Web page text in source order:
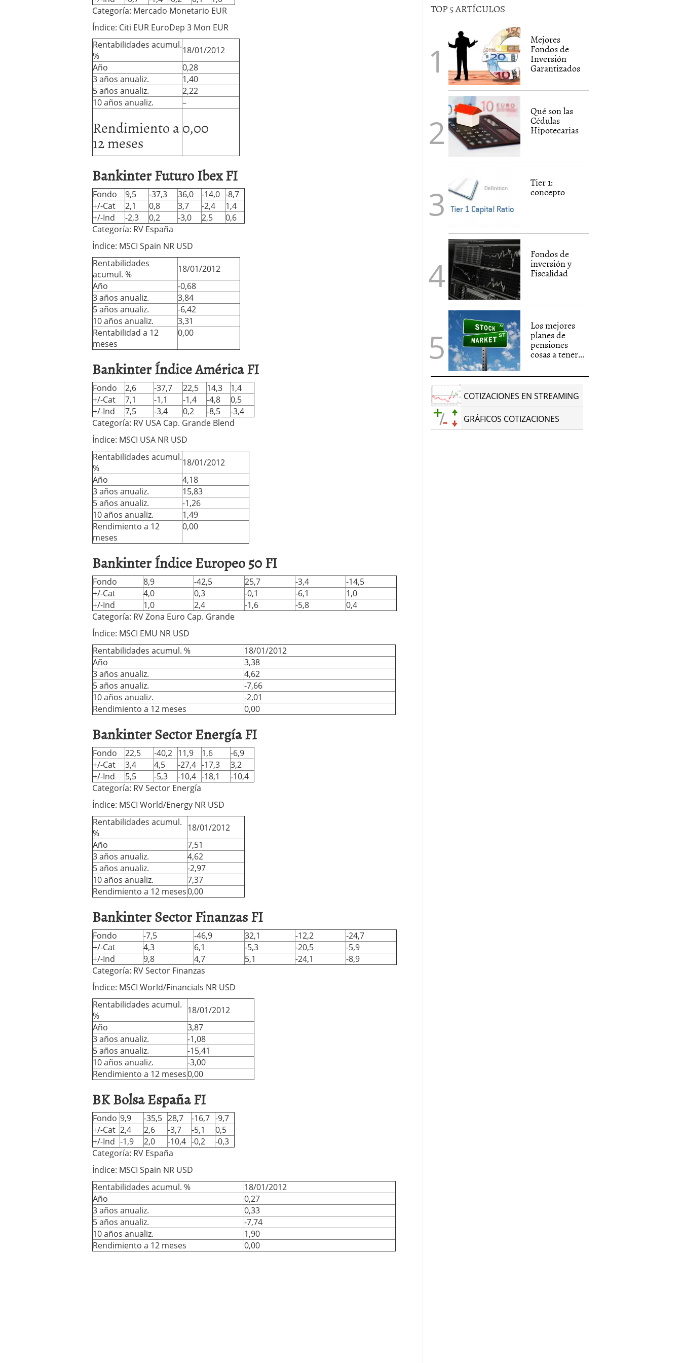
Categoría: Mercado Monetario EUR
Índice: Citi EUR EuroDep 3 Mon EUR
Rentabilidades acumul.
%
18/01/2012
Año
0,28
3 años anualiz.
1,40
5 años anualiz.
2,22
10 años anualiz.
–
Rendimiento a
12 meses
0,00
Bankinter Futuro Ibex FI
Fondo 9,5 -37,3 36,0 -14,0 -8,7
+/-Cat
2,1 0,8 3,7 -2,4
1,4
+/-Ind
-2,3 0,2 -3,0 2,5
0,6
Categoría: RV España
Índice: MSCI Spain NR USD
Rentabilidades
acumul. %
18/01/2012
Año
-0,68
3 años anualiz.
3,84
5 años anualiz.
-6,42
10 años anualiz.
3,31
Rentabilidad a 12
meses
0,00
Bankinter Índice América FI
Fondo 2,6 -37,7 22,5 14,3
1,4
+/-Cat
7,1 -1,1 -1,4 -4,8
0,5
+/-Ind
7,5 -3,4 0,2 -8,5
-3,4
Categoría: RV USA Cap. Grande Blend
Índice: MSCI USA NR USD
Rentabilidades acumul.
%
18/01/2012
Año
4,18
3 años anualiz.
15,83
5 años anualiz.
-1,26
10 años anualiz.
1,49
Rendimiento a 12
meses
0,00
Bankinter Índice Europeo 50 FI
Fondo 8,9 -42,5 25,7 -3,4
-14,5
+/-Cat
4,0 0,3 -0,1 -6,1
1,0
+/-Ind
1,0 2,4 -1,6 -5,8
0,4
Categoría: RV Zona Euro Cap. Grande
Índice: MSCI EMU NR USD
Rentabilidades acumul. %
18/01/2012
Año
3,38
3 años anualiz.
4,62
5 años anualiz.
-7,66
10 años anualiz.
-2,01
Rendimiento a 12 meses
0,00
Bankinter Sector Energía FI
Fondo 22,5 -40,2 11,9 1,6
-6,9
+/-Cat
3,4 4,5 -27,4 -17,3
3,2
+/-Ind
5,5 -5,3 -10,4 -18,1
-10,4
Categoría: RV Sector Energía
Índice: MSCI World/Energy NR USD
Rentabilidades acumul.
%
18/01/2012
Año
7,51
3 años anualiz.
4,62
5 años anualiz.
-2,97
10 años anualiz.
7,37
Rendimiento a 12 meses0,00
Bankinter Sector Finanzas FI
Fondo -7,5 -46,9 32,1 -12,2
-24,7
+/-Cat
4,3 6,1 -5,3 -20,5
-5,9
+/-Ind
9,8 4,7 5,1 -24,1
-8,9
Categoría: RV Sector Finanzas
Índice: MSCI World/Financials NR USD
Rentabilidades acumul.
%
18/01/2012
Año
3,87
3 años anualiz.
-1,08
5 años anualiz.
-15,41
10 años anualiz.
-3,00
Rendimiento a 12 meses0,00
BK Bolsa España FI
Fondo 9,9 -35,5 28,7 -16,7 -9,7
+/-Cat 2,4 2,6 -3,7 -5,1
0,5
+/-Ind -1,9 2,0 -10,4 -0,2
-0,3
Categoría: RV España
Índice: MSCI Spain NR USD
Rentabilidades acumul. %
18/01/2012
Año
0,27
3 años anualiz.
0,33
5 años anualiz.
-7,74
10 años anualiz.
1,90
Rendimiento a 12 meses
0,00
TOP 5 ARTÍCULOS
Mejores
Fondos de
Inversión
Garantizados
Qué son las
Cédulas
Hipotecarias
Tier 1:
concepto
Fondos de
inversión y
Fiscalidad
Los mejores
planes de
pensiones
cosas a tener...
COTIZACIONES EN STREAMING
GRÁFICOS COTIZACIONES